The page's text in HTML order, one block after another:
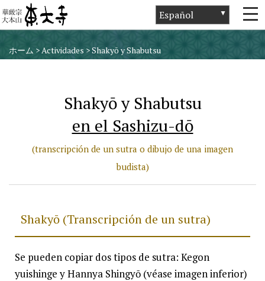
ホーム >Actividades >Shakyō y Shabutsu
Shakyō y Shabutsu
en el Sashizu-dō
(transcripción de un sutra o dibujo de una imagen
budista)
Shakyō (Transcripción de un sutra)
Se pueden copiar dos tipos de sutra: Kegon
yuishinge y Hannya Shingyō (véase imagen inferior)